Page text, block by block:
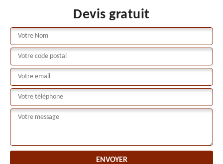
Devis gratuit